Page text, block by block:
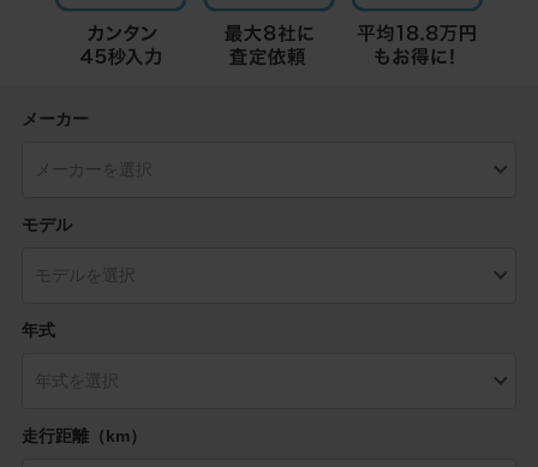
メーカー
モデル
年式
走行距離（km）